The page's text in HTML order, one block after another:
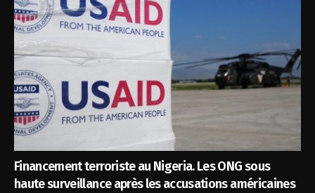
Financement terroriste au Nigeria. Les ONG sous
haute surveillance après les accusations américaines